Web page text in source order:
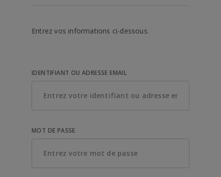
Entrez vos informations ci-dessous.
IDENTIFIANT OU ADRESSE EMAIL
MOT DE PASSE